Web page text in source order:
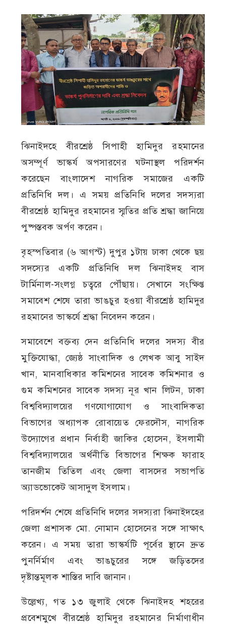
ঝিনাইদহে বীরশ্রেষ্ঠ সিপাহী হামিদুর রহমানের
অসম্পূর্ণ ভাস্কর্য অপসারণের ঘটনাস্থল পরিদর্শন
করেছেন বাংলাদেশ নাগরিক সমাজের একটি
প্রতিনিধি দল। এ সময় প্রতিনিধি দলের সদস্যরা
বীরশ্রেষ্ঠ হামিদুর রহমানের স্মৃতির প্রতি শ্রদ্ধা জানিয়ে
পুষ্পস্তবক অর্পণ করেন।
বৃহস্পতিবার (৬ আগস্ট) দুপুর ১টায় ঢাকা থেকে ছয়
সদস্যের একটি প্রতিনিধি দল ঝিনাইদহ বাস
টার্মিনাল-সংলগ্ন চত্বরে পৌঁছায়। সেখানে সংক্ষিপ্ত
সমাবেশ শেষে তারা ভাঙচুর হওয়া বীরশ্রেষ্ঠ হামিদুর
রহমানের ভাস্কর্যে শ্রদ্ধা নিবেদন করেন।
সমাবেশে বক্তব্য দেন প্রতিনিধি দলের সদস্য বীর
মুক্তিযোদ্ধা, জ্যেষ্ঠ সাংবাদিক ও লেখক আবু সাইদ
খান, মানবাধিকার কমিশনের সাবেক কমিশনার ও
গুম কমিশনের সাবেক সদস্য নূর খান লিটন, ঢাকা
বিশ্ববিদ্যালয়ের গণযোগাযোগ ও সাংবাদিকতা
বিভাগের অধ্যাপক রোবায়েত ফেরদৌস, নাগরিক
উদ্যোগের প্রধান নির্বাহী জাকির হোসেন, ইসলামী
বিশ্ববিদ্যালয়ের অর্থনীতি বিভাগের শিক্ষক ফারাহ
তানজীম তিতিল এবং জেলা বাসদের সভাপতি
অ্যাডভোকেট আসাদুল ইসলাম।
পরিদর্শন শেষে প্রতিনিধি দলের সদস্যরা ঝিনাইদহের
জেলা প্রশাসক মো. নোমান হোসেনের সঙ্গে সাক্ষাৎ
করেন। এ সময় তারা ভাস্কর্যটি পূর্বের স্থানে দ্রুত
পুনর্নির্মাণ এবং ভাঙচুরের সঙ্গে জড়িতদের
দৃষ্টান্তমূলক শাস্তির দাবি জানান।
উল্লেখ্য, গত ১৩ জুলাই থেকে ঝিনাইদহ শহরের
প্রবেশমুখে বীরশ্রেষ্ঠ হামিদুর রহমানের নির্মাণাধীন